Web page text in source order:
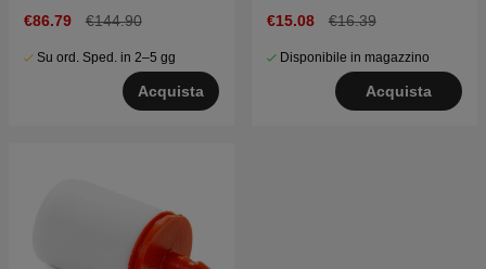
€86.79
€144.90
Su ord. Sped. in 2–5 gg
Acquista
€15.08 €16.39
Disponibile in magazzino
Acquista